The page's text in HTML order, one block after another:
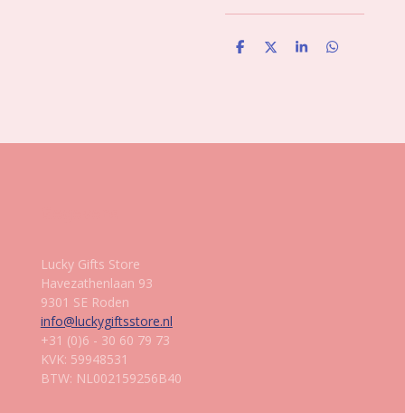
D
D
S
D
Lucky Gifts Store
Havezathenlaan 93
9301 SE Roden
info@luckygiftsstore.nl
+31 (0)6 - 30 60 79 73
KVK: 59948531
BTW: NL002159256B40